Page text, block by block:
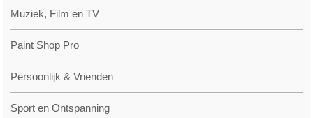
Muziek, Film en TV
Paint Shop Pro
Persoonlijk & Vrienden
Sport en Ontspanning